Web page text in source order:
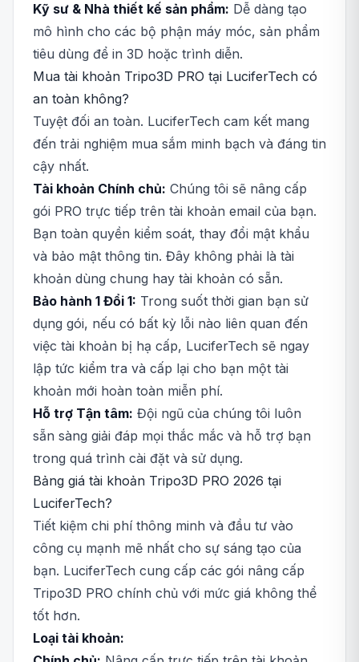
Kỹ sư & Nhà thiết kế sản phẩm: Dễ dàng tạo
mô hình cho các bộ phận máy móc, sản phẩm
tiêu dùng để in 3D hoặc trình diễn.
Mua tài khoản Tripo3D PRO tại LuciferTech có
an toàn không?
Tuyệt đối an toàn. LuciferTech cam kết mang
đến trải nghiệm mua sắm minh bạch và đáng tin
cậy nhất.
Tài khoản Chính chủ: Chúng tôi sẽ nâng cấp
gói PRO trực tiếp trên tài khoản email của bạn.
Bạn toàn quyền kiểm soát, thay đổi mật khẩu
và bảo mật thông tin. Đây không phải là tài
khoản dùng chung hay tài khoản có sẵn.
Bảo hành 1 Đổi 1: Trong suốt thời gian bạn sử
dụng gói, nếu có bất kỳ lỗi nào liên quan đến
việc tài khoản bị hạ cấp, LuciferTech sẽ ngay
lập tức kiểm tra và cấp lại cho bạn một tài
khoản mới hoàn toàn miễn phí.
Hỗ trợ Tận tâm: Đội ngũ của chúng tôi luôn
sẵn sàng giải đáp mọi thắc mắc và hỗ trợ bạn
trong quá trình cài đặt và sử dụng.
Bảng giá tài khoản Tripo3D PRO 2026 tại
LuciferTech?
Tiết kiệm chi phí thông minh và đầu tư vào
công cụ mạnh mẽ nhất cho sự sáng tạo của
bạn. LuciferTech cung cấp các gói nâng cấp
Tripo3D PRO chính chủ với mức giá không thể
tốt hơn.
Loại tài khoản: